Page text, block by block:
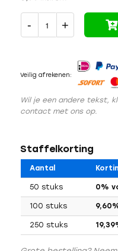
Veilig afrekenen:
Wil je een andere tekst,
contact met ons op.
Staffelkorting
Aantal
50 stuks 0%
100 stuks
250 stuks